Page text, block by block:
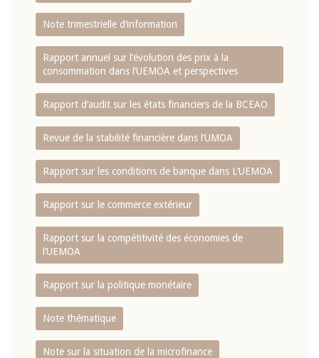
Note trimestrielle d‘information
Rapport annuel sur l‘évolution des prix à la
consommation dans l‘UEMOA et perspectives
Rapport d‘audit sur les états financiers de la BCEAO
Revue de la stabilité financière dans l‘UMOA
Rapport sur les conditions de banque dans L‘UEMOA
Rapport sur le commerce extérieur
Rapport sur la compétitivité des économies de
l‘UEMOA
Rapport sur la politique monétaire
Note thématique
Note sur la situation de la microfinance